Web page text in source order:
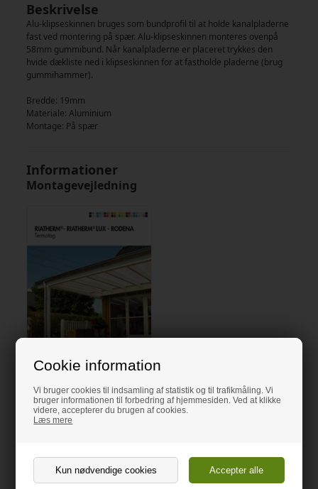
Cookie information
Vi bruger cookies til indsamling af statistik og til trafikmåling. Vi
bruger informationen til forbedring af hjemmesiden. Ved at klikke
videre, accepterer du brugen af cookies.
Læs mere
Beskrivelse
Alu-klipseskinnen bruges som bundprofil til at holde kanalpladerne
fast ved montering på spær. Alu-klipseskinnen monteres ovenpå
58mm gummibund. Når kanalpladerne er placeret trykkes den
hvide dækliste ned i klipseskinnen for at fastholde pladerne (brug
gummihammer).
Bredde: 19mm
Materiale: Aluminium
Montage: På spær
Informationer
Montagevejledning
Montagevejledning